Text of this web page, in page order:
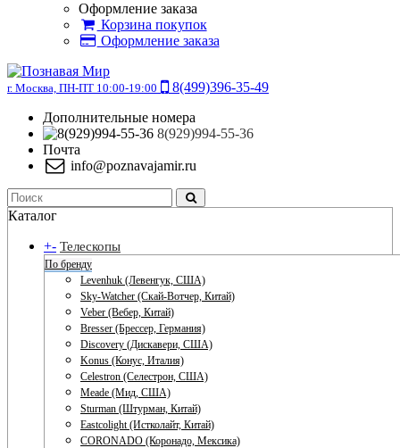
Оформление заказа
Корзина покупок
Оформление заказа
г. Москва, ПН-ПТ 10:00-19:00
8(499)396-35-49
Дополнительные номера
8(929)994-55-36
Почта
info@poznavajamir.ru
Каталог
+- Телескопы
По бренду
Levenhuk (Левенгук, США)
Sky-Watcher (Скай-Вотчер, Китай)
Veber (Вебер, Китай)
Bresser (Брессер, Германия)
Discovery (Дискавери, США)
Konus (Конус, Италия)
Celestron (Селестрон, США)
Meade (Мид, США)
Sturman (Штурман, Китай)
Eastcolight (Истколайт, Китай)
CORONADO (Коронадо, Мексика)